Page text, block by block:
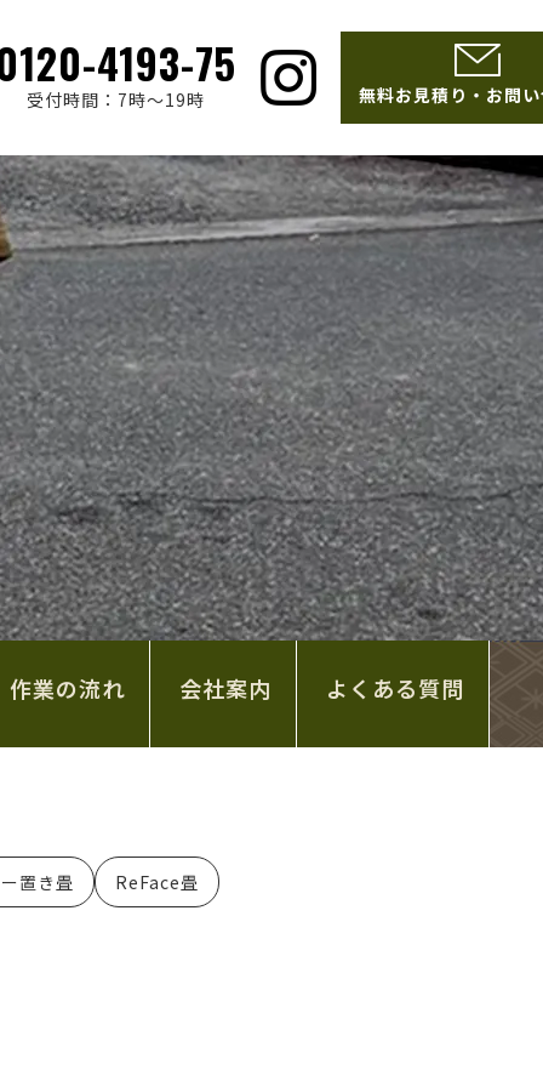
4193-75
受付時間：7時～19時 無料お見積り・お問
作業の流れ 会社案内 よくある質問
置き畳 ReFace畳